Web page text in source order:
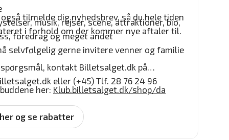
musik, rejser, scene, attraktioner, bio,
foredrag og meget andet
selvfølgelig gerne invitere venner og familie
også tilmelde dig nyhedsbrev, så du hele tiden
i forhold om der kommer nye aftaler til.
spørgsmål, kontakt Billetsalget.dk på
eller (+45) Tlf. 28 76 24 96
her: Klub.billetsalget.dk/shop/da
og se rabatter